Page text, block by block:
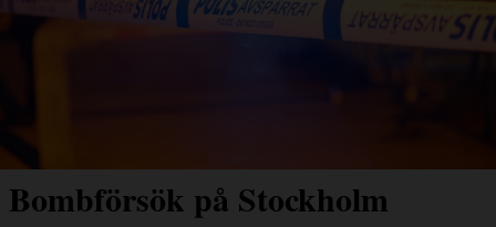
Bombförsök på Stockholm